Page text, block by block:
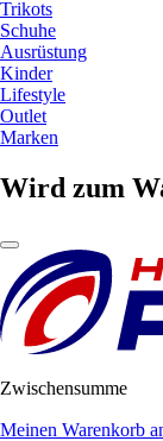
Trikots
Schuhe
Ausrüstung
Kinder
Lifestyle
Outlet
Marken
Wird zum
Zwischensumme
Meinen Warenkorb